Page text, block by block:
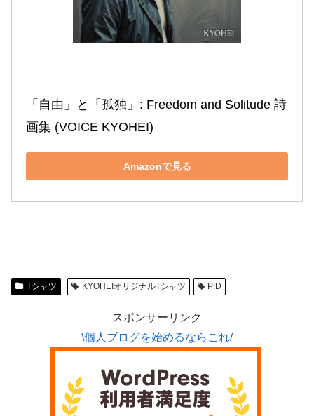
「自由」と「孤独」: Freedom and Solitude 詩
画集 (VOICE KYOHEI)
Amazonで見る
Tシャツ KYOHEIオリジナルTシャツ P:D
スポンサーリンク
\個人ブログを始めるならこれ/